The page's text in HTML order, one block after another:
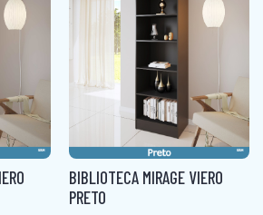
CADEIRAS
6 CADEIRAS
CASAL
(10% de desconto)
ou 10xR$ 29,00sem
BIBLIOTECA MIRAGE VIERO
PRETO